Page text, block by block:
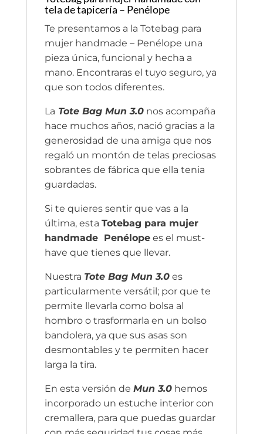
tela de tapicería – Penélope
Te presentamos a la Totebag para
mujer handmade – Penélope una
pieza única, funcional y hecha a
mano. Encontraras el tuyo seguro, ya
que son todos diferentes.
La Tote Bag Mun 3.0nos acompaña
hace muchos años, nació gracias a la
generosidad de una amiga que nos
regaló un montón de telas preciosas
sobrantes de fábrica que ella tenia
guardadas.
Si te quieres sentir que vas a la
última, esta Totebag para mujer
handmade Penélopees el must-
have que tienes que llevar.
Nuestra Tote Bag Mun 3.0es
particularmente versátil; por que te
permite llevarla como bolsa al
hombro o trasformarla en un bolso
bandolera, ya que sus asas son
desmontables y te permiten hacer
larga la tira.
En esta versión de Mun 3.0hemos
incorporado un estuche interior con
cremallera, para que puedas guardar